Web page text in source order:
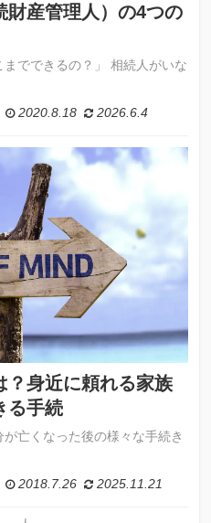
財産管理人）の4つの
までできるの？」 相続人がいな
2020.8.18
2026.6.4
？身近に頼れる家族
る手続
亡くなった後の様々な手続き
2018.7.26
2025.11.21